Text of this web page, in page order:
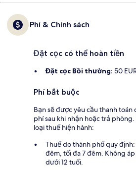
Phí & Chính sách
Đặt cọc có thể hoàn tiền
Đặt cọc Bồi thường: 50
Phí bắt buộc
Bạn sẽ được yêu cầu thanh toán
phí sau khi nhận hoặc trả
loại thuế hiện hành:
Thuế do thành phố quy
đêm, tối đa 7 đêm. Không
dưới 12 tuổi.